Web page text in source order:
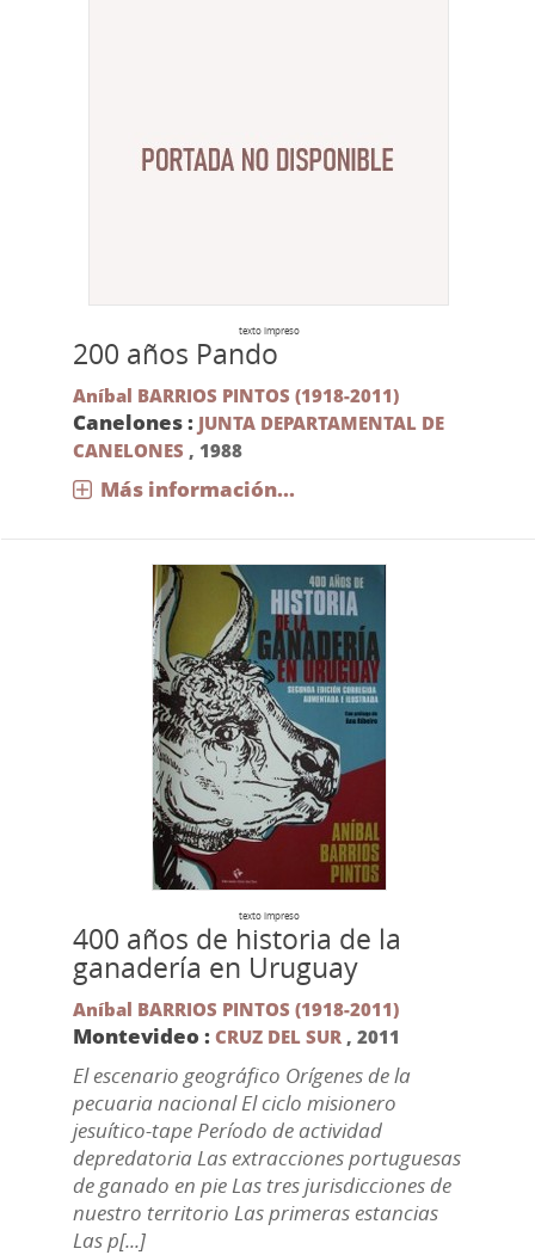
texto impreso
200 años Pando
Aníbal BARRIOS PINTOS (1918-2011)
Canelones : JUNTA DEPARTAMENTAL DE
CANELONES , 1988
Más información...
texto impreso
400 años de historia de la
ganadería en Uruguay
Aníbal BARRIOS PINTOS (1918-2011)
Montevideo : CRUZ DEL SUR, 2011
El escenario geográfico Orígenes de la
pecuaria nacional El ciclo misionero
jesuítico-tape Período de actividad
depredatoria Las extracciones portuguesas
de ganado en pie Las tres jurisdicciones de
nuestro territorio Las primeras estancias
Las p[...]